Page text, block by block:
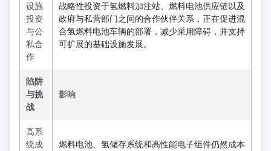
设施
投资
与公
私合
作
战略性投资于氢燃料加注站、燃料电池供应链以及
政府与私营部门之间的合作伙伴关系，正在促进混
合氢燃料电池车辆的部署，减少采用障碍，并支持
可扩展的基础设施发展。
陷阱
与挑
战
影响
高系
统成
燃料电池、氢储存系统和高性能电子组件仍然成本